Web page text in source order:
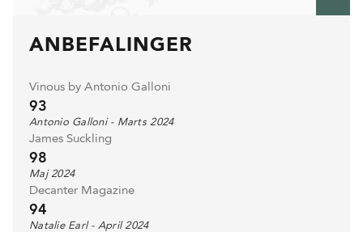
ANBEFALINGER
Vinous by Antonio Galloni
93
Antonio Galloni - Marts 2024
James Suckling
98
Maj 2024
Decanter Magazine
94
Natalie Earl - April 2024